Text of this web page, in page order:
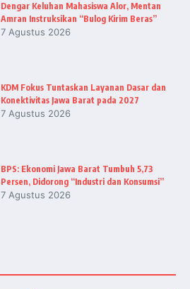
Dengar Keluhan Mahasiswa Alor, Mentan
Amran Instruksikan “Bulog Kirim Beras”
7 Agustus 2026
KDM Fokus Tuntaskan Layanan Dasar dan
Konektivitas Jawa Barat pada 2027
7 Agustus 2026
BPS: Ekonomi Jawa Barat Tumbuh 5,73
Persen, Didorong “Industri dan Konsumsi”
7 Agustus 2026